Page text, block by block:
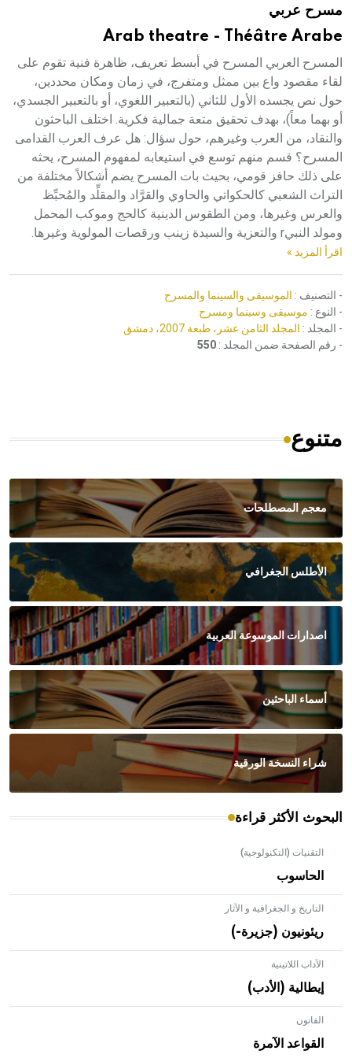
مسرح عربي
Arab theatre - Théâtre Arabe
المسرح العربي المسرح في أبسط تعريف، ظاهرة فنية تقوم على
لقاء مقصود واع بين ممثل ومتفرج، في زمان ومكان محددين،
حول نص يجسده الأول للثاني (بالتعبير اللغوي، أو بالتعبير الجسدي،
أو بهما معاً)، بهدف تحقيق متعة جمالية فكرية. اختلف الباحثون
والنقاد، من العرب وغيرهم، حول سؤال: هل عرف العرب القدامى
المسرح؟ قسم منهم توسع في استيعابه لمفهوم المسرح، يحثه
على ذلك حافز قومي، بحيث بات المسرح يضم أشكالاً مختلفة من
التراث الشعبي كالحكواتي والحاوي والقرَّاد والمقلِّد والمُحبِّظ
والعرس وغيرها، ومن الطقوس الدينية كالحج وموكب المحمل
ومولد النبيr والتعزية والسيدة زينب ورقصات المولوية وغيرها.
اقرأ المزيد »
- التصنيف : الموسيقى والسينما والمسرح
- النوع : موسيقى وسينما ومسرح
- المجلد : المجلد الثامن عشر، طبعة 2007، دمشق
- رقم الصفحة ضمن المجلد : 550
متنوع
معجم المصطلحات
الأطلس الجغرافي
اصدارات الموسوعة العربية
أسماء الباحثين
شراء النسخة الورقية
البحوث الأكثر قراءة
التقنيات (التكنولوجية)
الحاسوب
التاريخ و الجغرافية و الآثار
ريئونيون (جزيرة-)
الآداب اللاتينية
إيطالية (الأدب)
القانون
القواعد الآمرة
- هل تعلم أن الأبلق نوع من الفنون الهندسية التي ارتبطت
المعمار على بناء مداميكه وخاصة في الواجهات
- هل تعلم أن الإبل تستطيع البقاء على قيد الحياة حتى لو فقدت
جسمها تبعاً لتغير درجة حرارة الجو،
- هل تعلم أن أبقراط كتب في الطب أربعة مؤلفات هي:
الحكم، الأدلة، تنظيم التغذية، ورسالته في جروح الرأس. ويعود
له الفضل بأنه حرر الطب من الدين والفلسفة.